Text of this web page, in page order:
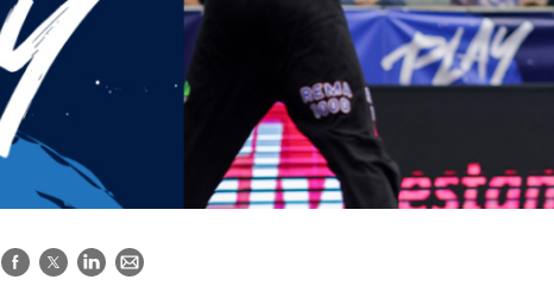
Facebook
TwitterLinkedIn
E-